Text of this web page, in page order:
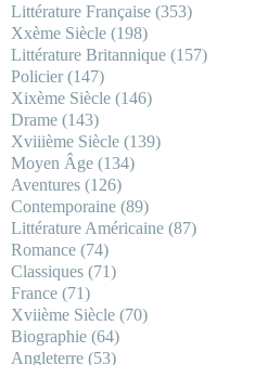
Littérature Française (353)
Xxème Siècle (198)
Littérature Britannique (157)
Policier(147)
Xixème Siècle (146)
Drame (143)
Xviiième Siècle (139)
Moyen Âge (134)
Aventures (126)
Contemporaine (89)
Littérature Américaine (87)
Romance (74)
Classiques (71)
France (71)
Xviième Siècle (70)
Biographie (64)
Angleterre (53)